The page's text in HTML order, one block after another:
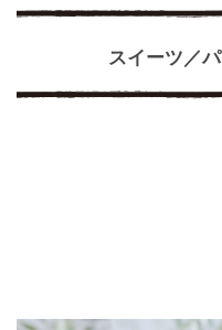
スイーツ／